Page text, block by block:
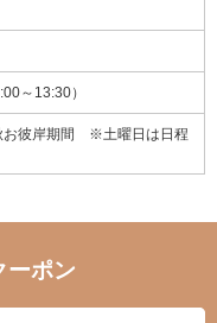
～13:30）
お彼岸期間 ※土曜日は日程
ーポン